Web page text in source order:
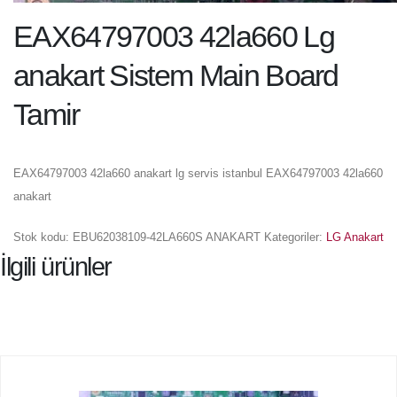
EAX64797003 42la660 Lg
anakart Sistem Main Board
Tamir
EAX64797003 42la660 anakart lg servis istanbul EAX64797003 42la660
anakart
Stok kodu: EBU62038109-42LA660S ANAKART Kategoriler: LG Anakart
İlgili ürünler